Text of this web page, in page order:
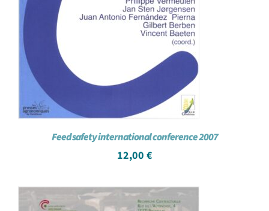
Feed safety international conference 2007
12,00 €